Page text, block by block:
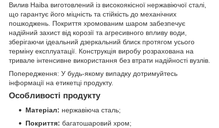
Вилив Haiba виготовлений із високоякісної нержавіючої сталі,
що гарантує його міцність та стійкість до механічних
пошкоджень. Покриття хромованим шаром забезпечує
надійний захист від корозії та агресивного впливу води,
зберігаючи ідеальний дзеркальний блиск протягом усього
терміну експлуатації. Конструкція виробу розрахована на
тривале інтенсивне використання без втрати надійності вузлів.
Попередження: У будь-якому випадку дотримуйтесь
інформації на етикетці продукту.
Особливості продукту
Матеріал: нержавіюча сталь;
Покриття: багатошаровий хром;